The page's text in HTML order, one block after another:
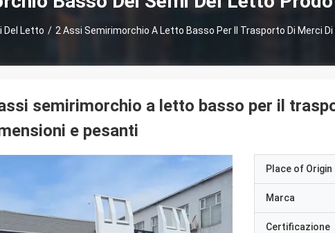
Del Letto / 2 Assi Semirimorchio A Letto Basso Per Il Trasporto Di Merci
semirimorchio a letto basso per il
e pesanti
Place of Origin
Marca
Certificazione